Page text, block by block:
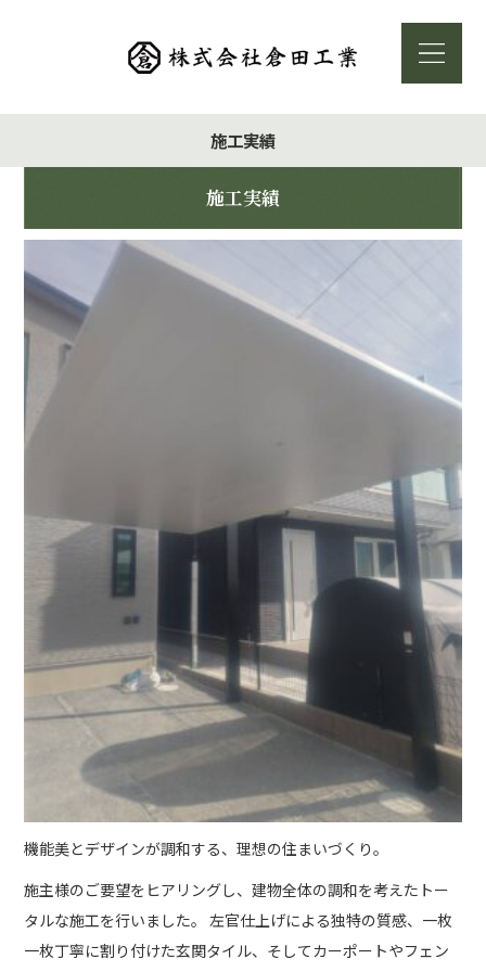
施工実績
施工実績
機能美とデザインが調和する、理想の住まいづくり。
施主様のご要望をヒアリングし、建物全体の調和を考えたトー
タルな施工を行いました。 左官仕上げによる独特の質感、一枚
一枚丁寧に割り付けた玄関タイル、そしてカーポートやフェン